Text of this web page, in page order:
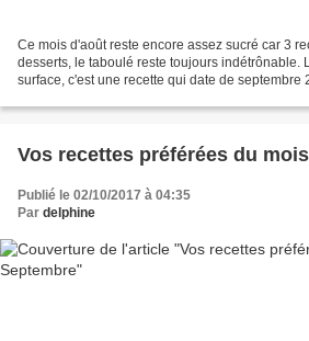
Ce mois d'août reste encore assez sucré car 3
desserts, le taboulé reste toujours indétrônable.
surface, c'est une recette qui date de septembre
Vos recettes préférées du
Publié le 02/10/2017 à 04:35
Par delphine